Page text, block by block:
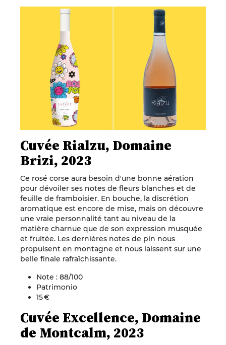
Cuvée Rialzu, Domaine
Brizi, 2023
Ce rosé corse aura besoin d'une bonne aération
pour dévoiler ses notes de fleurs blanches et de
feuille de framboisier. En bouche, la discrétion
aromatique est encore de mise, mais on découvre
une vraie personnalité tant au niveau de la
matière charnue que de son expression musquée
et fruitée. Les dernières notes de pin nous
propulsent en montagne et nous laissent sur une
belle finale rafraîchissante.
Note : 88/100
Patrimonio
15 €
Cuvée Excellence, Domaine
de Montcalm, 2023